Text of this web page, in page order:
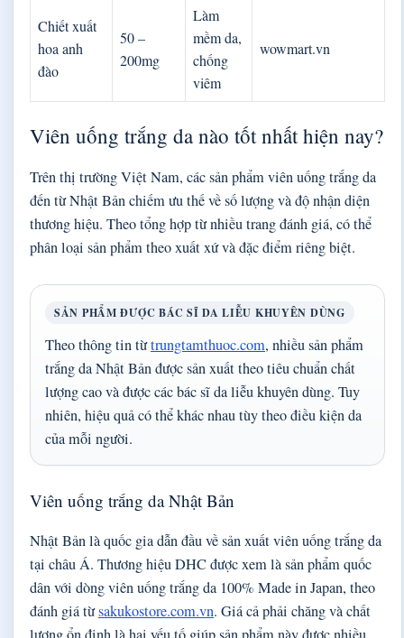
Chiết xuất
hoa anh
đào
50 –
200mg
Làm
mềm da,
chống
viêm
wowmart.vn
Viên uống trắng da nào tốt nhất hiện nay?
Trên thị trường Việt Nam, các sản phẩm viên uống trắng da
đến từ Nhật Bản chiếm ưu thế về số lượng và độ nhận diện
thương hiệu. Theo tổng hợp từ nhiều trang đánh giá, có thể
phân loại sản phẩm theo xuất xứ và đặc điểm riêng biệt.
SẢN PHẨM ĐƯỢC BÁC SĨ DA LIỄU KHUYÊN DÙNG
Theo thông tin từtrungtamthuoc.com, nhiều sản phẩm
trắng da Nhật Bản được sản xuất theo tiêu chuẩn chất
lượng cao và được các bác sĩ da liễu khuyên dùng. Tuy
nhiên, hiệu quả có thể khác nhau tùy theo điều kiện da
của mỗi người.
Viên uống trắng da Nhật Bản
Nhật Bản là quốc gia dẫn đầu về sản xuất viên uống trắng da
tại châu Á. Thương hiệu DHC được xem là sản phẩm quốc
dân với dòng viên uống trắng da 100% Made in Japan, theo
đánh giá từsakukostore.com.vn. Giá cả phải chăng và chất